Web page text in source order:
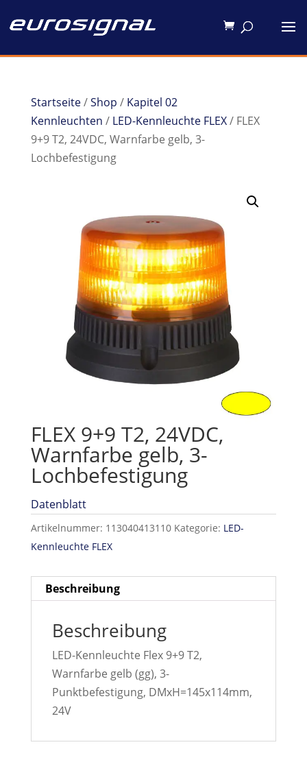
Startseite/Shop / Kapitel 02
Kennleuchten / LED-Kennleuchte FLEX/ FLEX
9+9 T2, 24VDC, Warnfarbe gelb, 3-
Lochbefestigung
FLEX 9+9 T2, 24VDC,
Warnfarbe gelb, 3-
Lochbefestigung
Datenblatt
Artikelnummer: 113040413110 Kategorie: LED-
Kennleuchte FLEX
Beschreibung
Beschreibung
LED-Kennleuchte Flex 9+9 T2,
Warnfarbe gelb (gg), 3-
Punktbefestigung, DMxH=145x114mm,
24V